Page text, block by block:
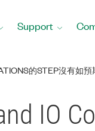
Support
的STEP沒有如預
IO